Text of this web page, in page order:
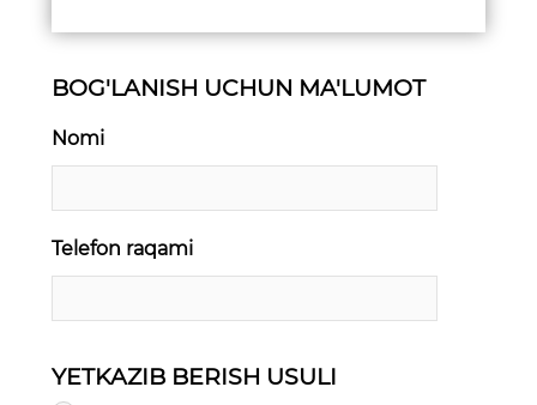
BOG'LANISH UCHUN MA'LUMOT
Nomi
Telefon raqami
YETKAZIB BERISH USULI